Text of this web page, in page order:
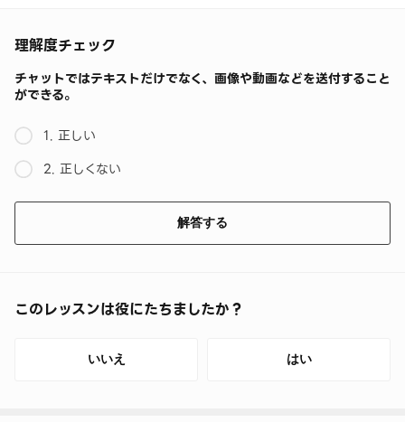
理解度チェック
チャットではテキストだけでなく、画像や動画などを送付すること
ができる。
1. 正しい
2. 正しくない
解答する
このレッスンは役にたちましたか？
いいえ はい